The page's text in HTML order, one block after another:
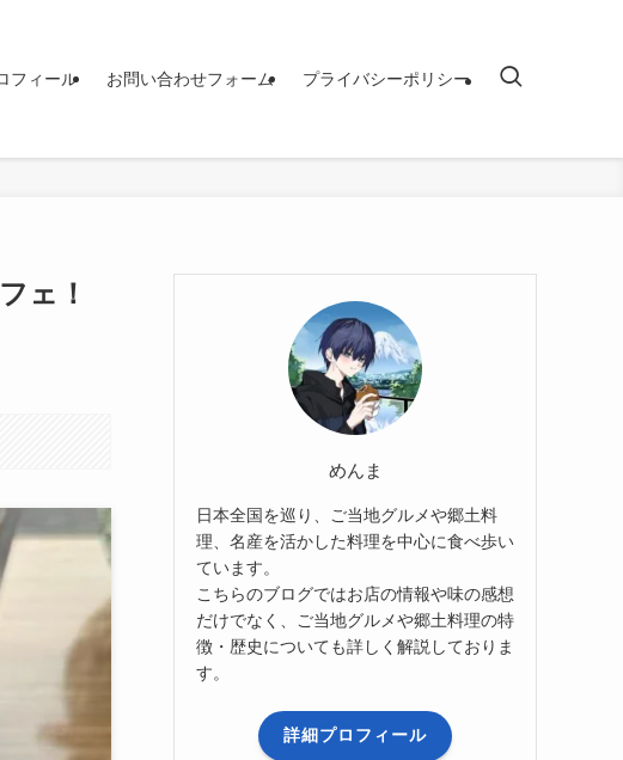
フィール お問い合わせフォーム プライバシーポリシー
ェ！
めんま
日本全国を巡り、ご当地グルメや郷土料
理、名産を活かした料理を中心に食べ歩い
ています。
こちらのブログではお店の情報や味の感想
だけでなく、ご当地グルメや郷土料理の特
徴・歴史についても詳しく解説しておりま
す。
詳細プロフィール